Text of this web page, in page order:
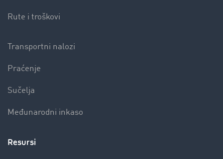
Rute i troškovi
Transportni nalozi
Praćenje
Sučelja
Međunarodni inkaso
Resursi